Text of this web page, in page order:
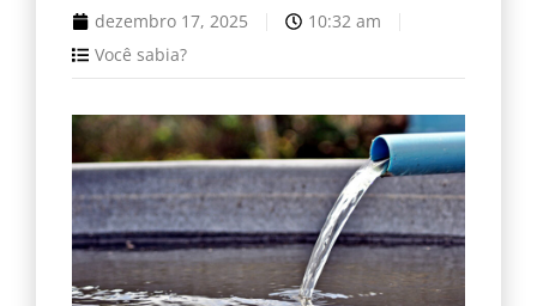
dezembro 17, 2025
10:32 am
Você sabia?